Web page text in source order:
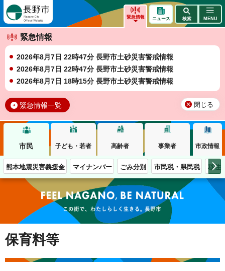
緊急情報
緊急情報
2026年8月7日 22時47分 長野市土砂災害警戒情報
2026年8月7日 22時47分 長野市土砂災害警戒情報
2026年8月7日 18時15分 長野市土砂災害警戒情報
緊急情報一覧 閉じる
ニュース 検索 MENU
市民 子ども・若者 高齢者 事業者 市政情報
熊本地震災害義援金 マイナンバー ごみ分別 市民税・県民税 移住
この街で、わたしらしく生きる。長野市
保育料等